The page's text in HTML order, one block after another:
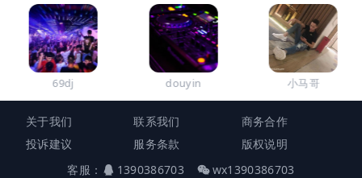
69dj douyin 小马哥
关于我们 联系我们
商务合作
投诉建议
服务条款
版权说明
客服：
1390386703 wx1390386703